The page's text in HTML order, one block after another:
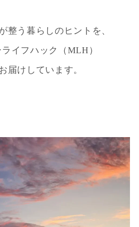
整う暮らしのヒントを、
イフハック（MLH）
届けしています。